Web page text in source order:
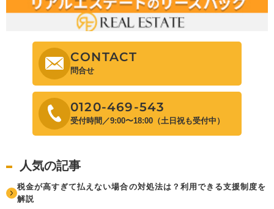
CONTACT
問合せ
0120-469-543
受付時間／9:00〜18:00（土日祝も受付中）
人気の記事
税金が高すぎて払えない場合の対処法は？利用できる支援制度を
解説